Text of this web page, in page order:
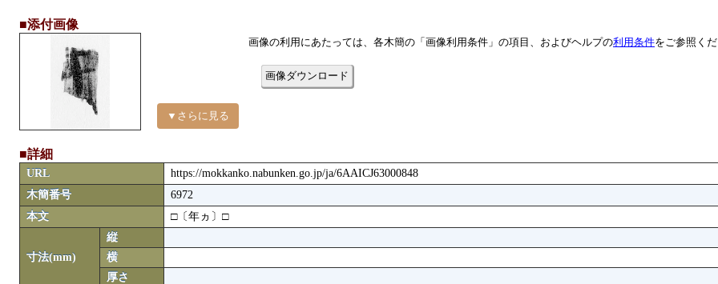
■添付画像
▼さらに見る
画像の利用にあたっては、各木簡の「画像利用条件」の項目、およびヘルプの利用条件をご参照く
画像ダウンロード
■詳細
URL
https://mokkanko.nabunken.go.jp/ja/6AAICJ63000848
木簡番号
6972
本文
□〔年ヵ〕□
寸法(mm)
縦
横
厚さ